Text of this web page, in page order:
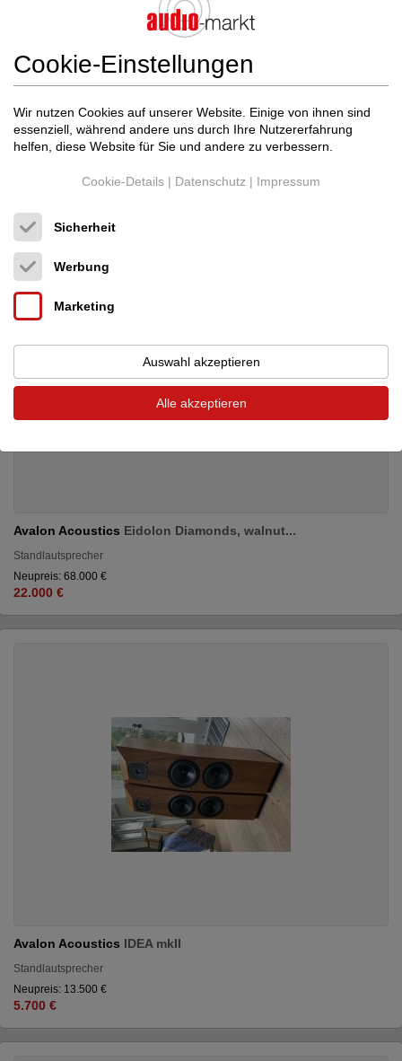
Avalon Acoustics Indra II Diamond
Standlautsprecher
Avalon Acoustics Eidolon Diamonds, walnut...
Standlautsprecher
Neupreis: 68.000 €
22.000 €
Avalon Acoustics IDEA mkII
Standlautsprecher
Neupreis: 13.500 €
5.700 €
Cookie-Einstellungen
Wir nutzen Cookies auf unserer Website. Einige von ihnen sind
essenziell, während andere uns durch Ihre Nutzererfahrung
helfen, diese Website für Sie und andere zu verbessern.
Cookie-Details | Datenschutz | Impressum
Sicherheit
Werbung
Marketing
Auswahl akzeptieren
Alle akzeptieren